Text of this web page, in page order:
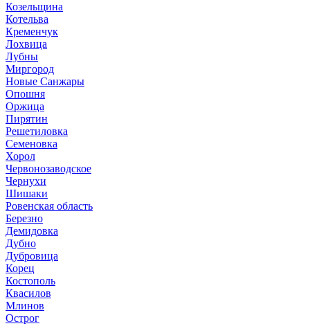
Козельщина
Котельва
Кременчук
Лохвица
Лубны
Миргород
Новые Санжары
Опошня
Оржица
Пирятин
Решетиловка
Семеновка
Хорол
Червонозаводское
Чернухи
Шишаки
Ровенская область
Березно
Демидовка
Дубно
Дубровица
Корец
Костополь
Квасилов
Млинов
Острог